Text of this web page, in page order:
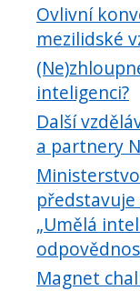
Ovlivní
mezilidské
inteligenci?
Další
a partnery
„Umělá
Magnet